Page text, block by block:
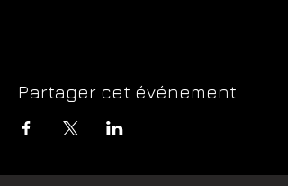
Partager cet événement